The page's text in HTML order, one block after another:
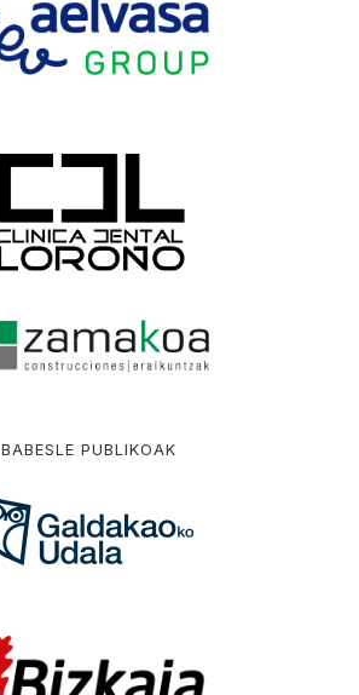
BABESLE PUBLIKOAK